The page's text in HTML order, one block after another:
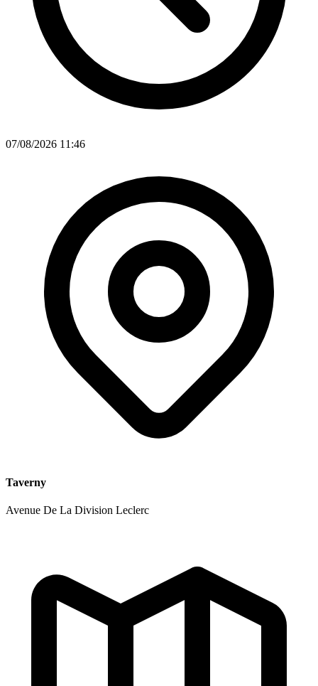
07/08/2026 11:46
Taverny
Avenue De La Division Leclerc